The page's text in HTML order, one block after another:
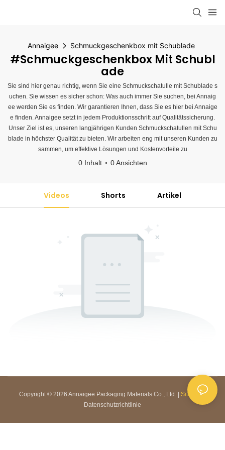
Annaigee Schmuckgeschenkbox mit Schublade
#Schmuckgeschenkbox Mit Schubl
Ade
Sie sind hier genau richtig, wenn Sie eine Schmuckschatulle mit Schublade s
uchen. Sie wissen es sicher schon: Was auch immer Sie suchen, bei Annaig
ee werden Sie es finden. Wir garantieren Ihnen, dass Sie es hier bei Annaige
e finden. Annaigee setzt in jedem Produktionsschritt auf Qualitätssicherung.
Unser Ziel ist es, unseren langjährigen Kunden Schmuckschatullen mit Schu
blade in höchster Qualität zu bieten. Wir arbeiten eng mit unseren Kunden zu
sammen, um effektive Lösungen und Kostenvorteile zu
0 Inhalt 0 Ansichten
Videos Shorts Artikel
Copyright © 2026 Annaigee Packaging Materials Co., Ltd. | Sitemap|
Datenschutzrichtlinie